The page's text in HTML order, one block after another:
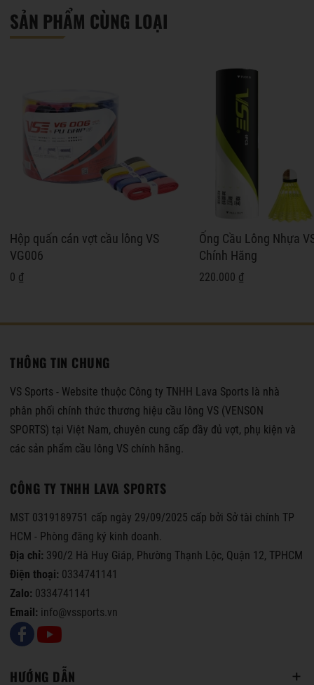
SẢN PHẨM CÙNG LOẠI
Hộp quấn cán vợt cầu lông VS
VG006
0 ₫
Ống Cầu Lông Nhựa
Chính Hãng
220.000 ₫
THÔNG TIN CHUNG
VS Sports - Website thuộc Công ty TNHH Lava Sports là nhà
phân phối chính thức thương hiệu cầu lông VS (VENSON
SPORTS) tại Việt Nam, chuyên cung cấp đầy đủ vợt, phụ kiện và
các sản phẩm cầu lông VS chính hãng.
CÔNG TY TNHH LAVA SPORTS
MST 0319189751 cấp ngày 29/09/2025 cấp bởi Sở tài chính TP
HCM - Phòng đăng ký kinh doanh.
Địa chỉ: 390/2 Hà Huy Giáp, Phường Thạnh Lộc, Quận 12, TPHCM
Điện thoại: 0334741141
Zalo: 0334741141
Email: info@vssports.vn
HƯỚNG DẪN